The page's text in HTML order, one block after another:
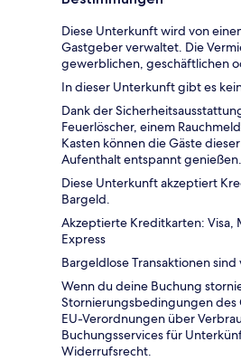
Diese Unterkunft wird von
Gastgeber verwaltet. Die
gewerblichen, geschäftlichen
In dieser Unterkunft gibt es
Dank der
Feuerlöscher, einem
Kasten können die Gäste
Aufenthalt entspannt genießen.
Diese Unterkunft akzeptiert
Bargeld.
Akzeptierte Kreditkarten: Visa,
Express
Bargeldlose Transaktionen
Wenn du deine Buchung
Stornierungsbedingungen des
EU-Verordnungen über
Buchungsservices für
Widerrufsrecht.